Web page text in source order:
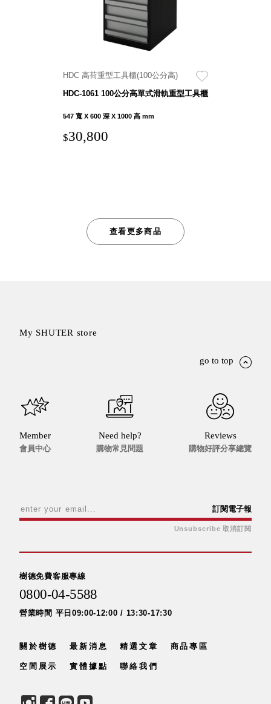
HDC 高荷重型工具櫃(100公分高)
HDC-1061 100公分高單式滑軌重型工具櫃
547 寬 X 600 深 X 1000 高 mm
$30,800
查看更多商品
My SHUTER store
go to top
Member
會員中心
Need help?
購物常見問題
Reviews
購物好評分享總覽
訂閱電子報
Unsubscribe 取消訂閱
樹德免費客服專線
0800-04-5588
營業時間 平日09:00-12:00 / 13:30-17:30
關於樹德 最新消息 精選文章 商品專區
空間展示 實體據點 聯絡我們